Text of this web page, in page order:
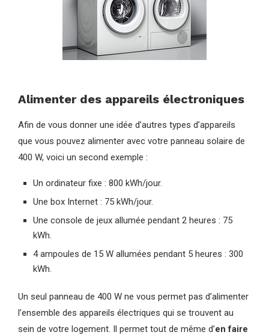
Alimenter des appareils électroniques
Afin de vous donner une idée d’autres types d’appareils
que vous pouvez alimenter avec votre panneau solaire de
400 W, voici un second exemple :
Un ordinateur fixe : 800 kWh/jour.
Une box Internet : 75 kWh/jour.
Une console de jeux allumée pendant 2 heures : 75
kWh.
4 ampoules de 15 W allumées pendant 5 heures : 300
kWh.
Un seul panneau de 400 W ne vous permet pas d’alimenter
l’ensemble des appareils électriques qui se trouvent au
sein de votre logement. Il permet tout de même d’en faire